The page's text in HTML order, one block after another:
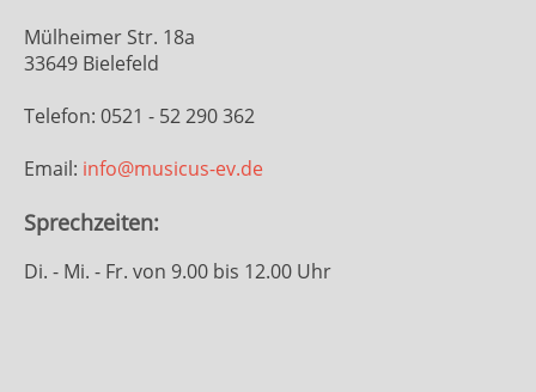
Mülheimer Str. 18a
33649 Bielefeld
Telefon: 0521 - 52 290 362
Email: info@musicus-ev.de
Sprechzeiten:
Di. - Mi. - Fr. von 9.00 bis 12.00 Uhr